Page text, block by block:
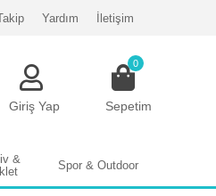
Yardım İletişim
Giriş Yap
0
Sepetim
&
Spor & Outdoor